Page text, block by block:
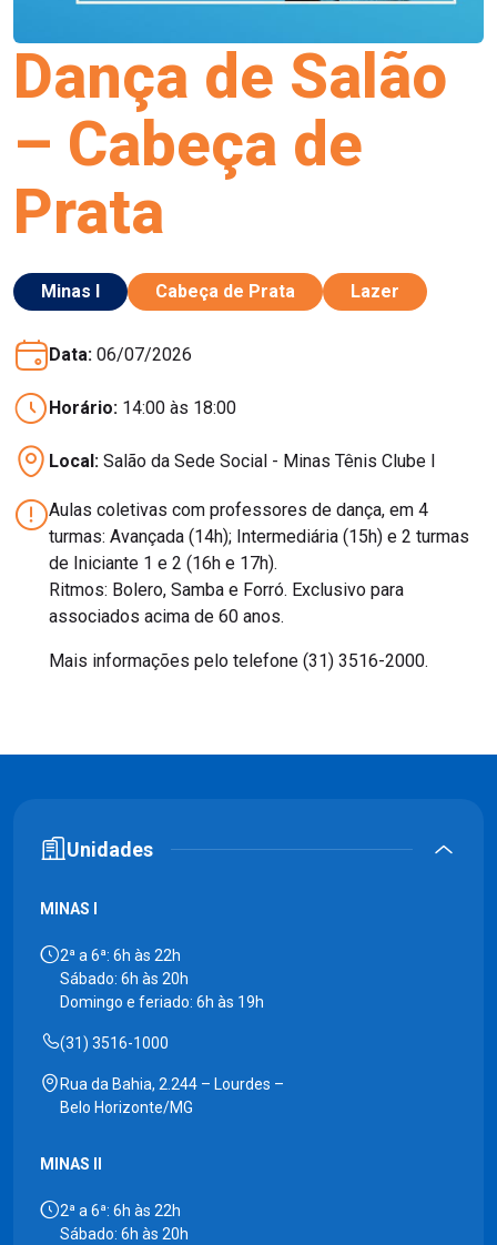
Dança de Salão
– Cabeça de
Prata
Minas I Cabeça de Prata Lazer
Data: 06/07/2026
Horário: 14:00 às 18:00
Local: Salão da Sede Social - Minas Tênis Clube I
Aulas coletivas com professores de dança, em 4
turmas: Avançada (14h); Intermediária (15h) e 2 turmas
de Iniciante 1 e 2 (16h e 17h).
Ritmos: Bolero, Samba e Forró. Exclusivo para
associados acima de 60 anos.
Mais informações pelo telefone (31) 3516-2000.
Unidades
MINAS I
2ª a 6ª: 6h às 22h
Sábado: 6h às 20h
Domingo e feriado: 6h às 19h
(31) 3516-1000
Rua da Bahia, 2.244 – Lourdes –
Belo Horizonte/MG
MINAS II
2ª a 6ª: 6h às 22h
Sábado: 6h às 20h